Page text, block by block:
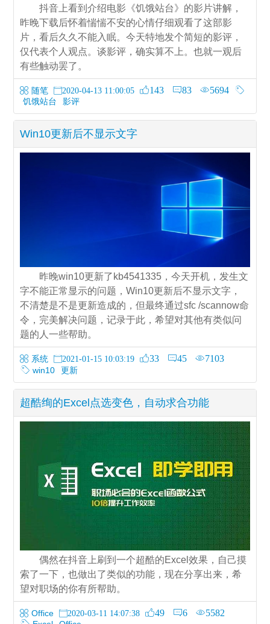
抖音上看到介绍电影《饥饿站台》的影片讲解，
昨晚下载后怀着惴惴不安的心情仔细观看了这部影
片，看后久久不能入眠。今天特地发个简短的影评，
仅代表个人观点。谈影评，确实算不上。也就一观后
有些触动罢了。
随笔 2020-04-13 11:00:05 143 83
5694
饥饿站台
影评
Win10更新后不显示文字
昨晚win10更新了kb4541335，今天开机，发生文
字不能正常显示的问题，Win10更新后不显示文字，
不清楚是不是更新造成的，但最终通过sfc /scannow命
令，完美解决问题，记录于此，希望对其他有类似问
题的人一些帮助。
系统 2021-01-15 10:03:19 33 45
7103
win10
更新
超酷绚的Excel点选变色，自动求合功能
偶然在抖音上刷到一个超酷的Excel效果，自己摸
索了一下，也做出了类似的功能，现在分享出来，希
望对职场的你有所帮助。
Office 2020-03-11 14:07:38 49 6
5582